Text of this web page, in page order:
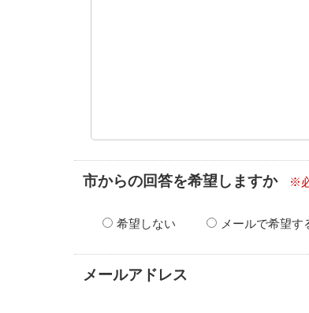
市からの回答を希望しますか ※
希望しない メールで希望す
メールアドレス